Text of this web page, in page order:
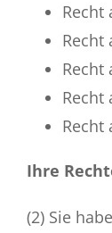
Recht
Recht
Recht
Recht
Recht
Ihre
(2) Sie